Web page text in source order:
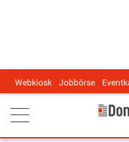
Main navigation
Webkiosk Jobbörse